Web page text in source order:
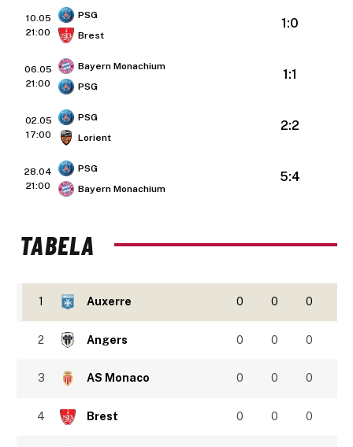
10.05
21:00
PSG
Brest
1:0
06.05
21:00
Bayern Monachium
PSG
1:1
02.05
17:00
PSG
Lorient
2:2
28.04
21:00
PSG
Bayern Monachium
5:4
TABELA
1 Auxerre 0 0 0
2 Angers 0 0 0
3 AS Monaco 0 0 0
4 Brest 0 0 0